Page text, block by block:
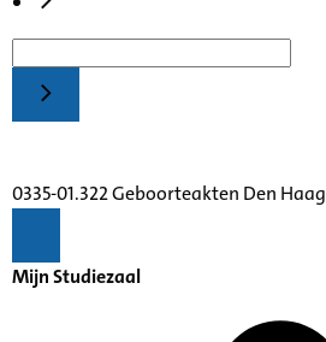
0335-01.322 Geboorteakten Den Haag
Mijn Studiezaal